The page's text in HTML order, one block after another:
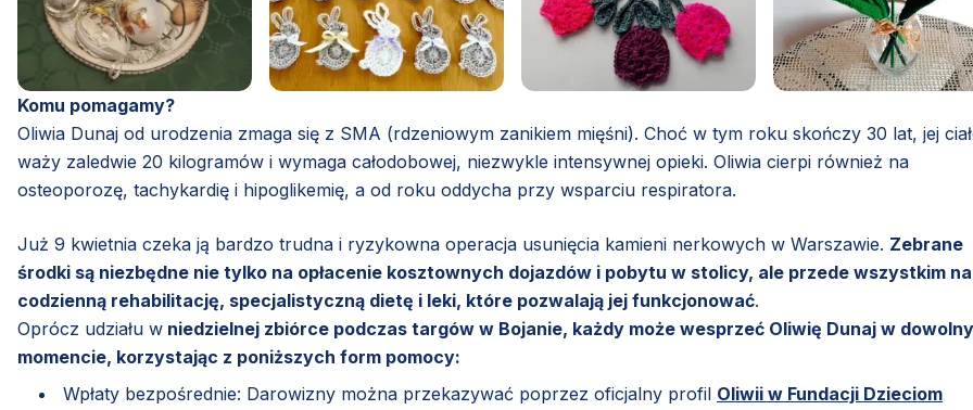
Komu pomagamy?
Oliwia Dunaj od urodzenia zmaga się z SMA (rdzeniowym zanikiem mięśni). Choć w tym roku skończy 30 lat, jej
waży zaledwie 20 kilogramów i wymaga całodobowej, niezwykle intensywnej opieki. Oliwia cierpi również na
osteoporozę, tachykardię i hipoglikemię, a od roku oddycha przy wsparciu respiratora.
Już 9 kwietnia czeka ją bardzo trudna i ryzykowna operacja usunięcia kamieni nerkowych w Warszawie. Zebrane
środki są niezbędne nie tylko na opłacenie kosztownych dojazdów i pobytu w stolicy, ale przede wszystkim na
codzienną rehabilitację, specjalistyczną dietę i leki, które pozwalają jej funkcjonować.
Oprócz udziału w niedzielnej zbiórce podczas targów w Bojanie, każdy może wesprzeć Oliwię Dunaj w
momencie, korzystając z poniższych form pomocy:
Wpłaty bezpośrednie: Darowizny można przekazywać poprzez oficjalny profil Oliwii w Fundacji Dzieciom